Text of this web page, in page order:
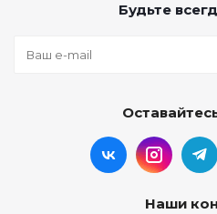
Будьте
Наши